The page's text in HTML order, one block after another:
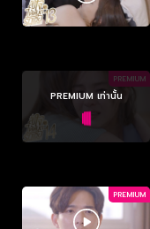
PREMIUM
PREMIUM เท่านั้น
PREMIUM